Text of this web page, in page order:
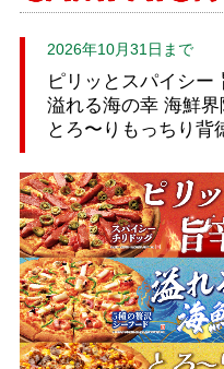
2026年10月31日まで
ピリッとスパイシー
溢れる海の幸 海鮮界
とろ〜りもっちり背